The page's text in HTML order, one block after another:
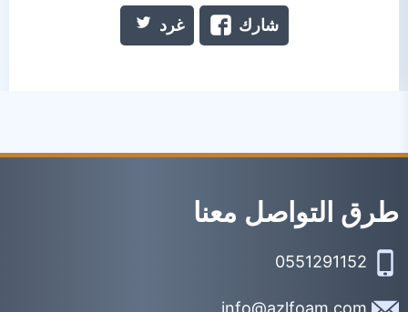
شارك غرد
طرق التواصل معنا